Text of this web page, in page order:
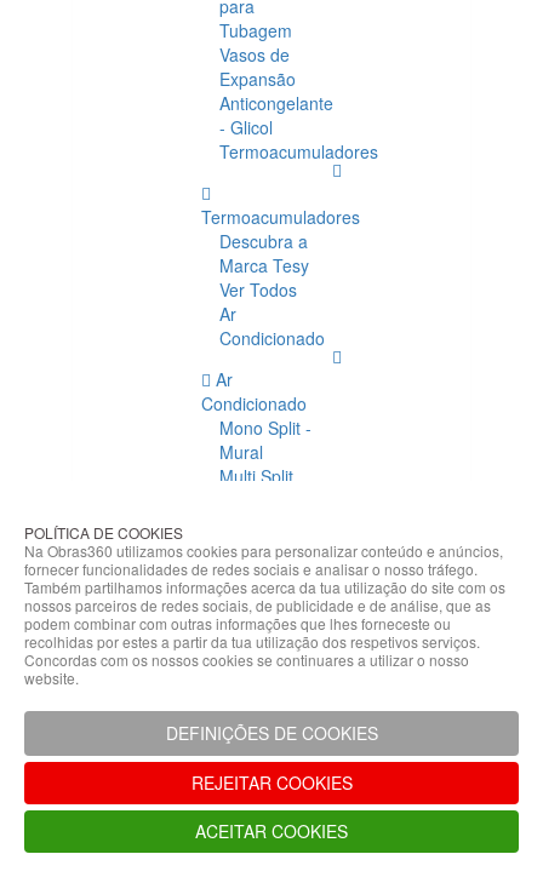
para
Tubagem
Vasos de
Expansão
Anticongelante
- Glicol
Termoacumuladores
Termoacumuladores
Descubra a
Marca Tesy
Ver Todos
Ar
Condicionado
Ar
Condicionado
Mono Split -
Mural
Multi Split
Condicionado
Acessórios
Climatização
Acessórios
Climatização
Hidráulicas
Controladores
Fixações e
Acessórios
Isolamento
para
Tubagem
POLÍTICA DE COOKIES
Na Obras360 utilizamos cookies para personalizar conteúdo e anúncios,
fornecer funcionalidades de redes sociais e analisar o nosso tráfego.
Também partilhamos informações acerca da tua utilização do site com os
nossos parceiros de redes sociais, de publicidade e de análise, que as
podem combinar com outras informações que lhes forneceste ou
recolhidas por estes a partir da tua utilização dos respetivos serviços.
Concordas com os nossos cookies se continuares a utilizar o nosso
website.
DEFINIÇÕES DE COOKIES
REJEITAR COOKIES
ACEITAR COOKIES